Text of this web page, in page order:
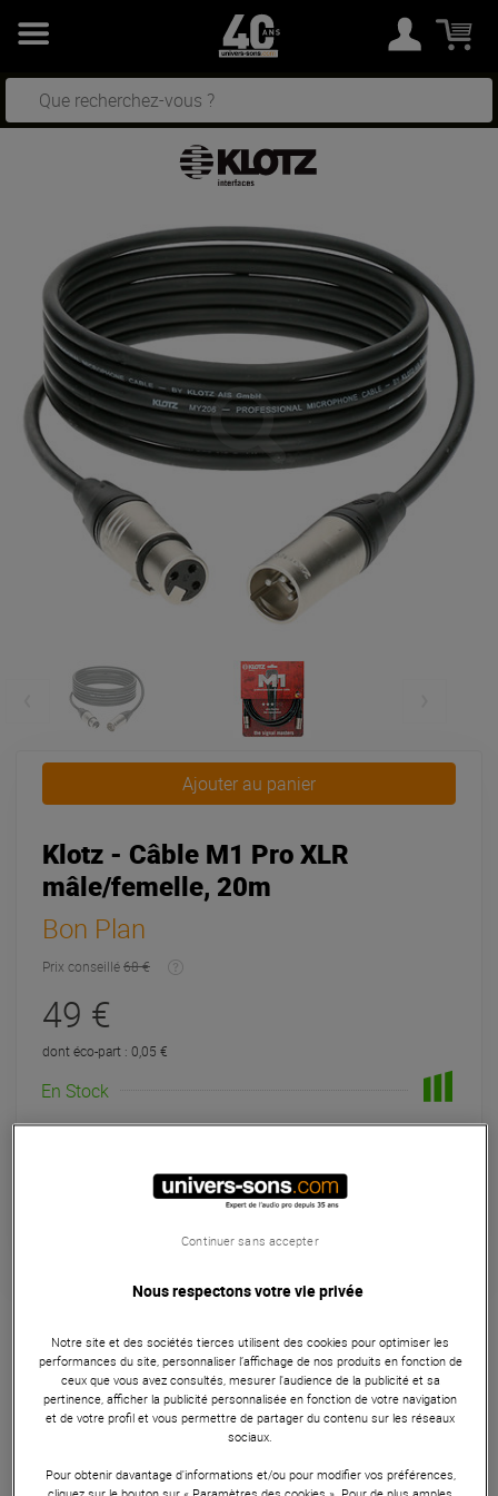
Ajouter au panier
Klotz - Câble M1 Pro XLR
mâle/femelle, 20m
Bon Plan
Prix conseillé68 €
49 €
dont éco-part : 0,05 €
En Stock
Retrait magasin en 24h
Garantie 3 ans
Câblerie
Le Klotz M1K1FM2000 est un câble microphone
professionnel de 20m, doté de connecteurs XLR
mâle/femelle avec contacts argentés pour une
transmission de signal de haute qualité. Conçu avec un
Nous respectons votre vie privée
Notre site et des sociétés tierces utilisent des cookies pour optimiser les
performances du site, personnaliser l’affichage de nos produits en fonction de
ceux que vous avez consultés, mesurer l'audience de la publicité et sa
pertinence, afficher la publicité personnalisée en fonction de votre navigation
et de votre profil et vous permettre de partager du contenu sur les réseaux
sociaux.
Pour obtenir davantage d'informations et/ou pour modifier vos préférences,
Continuer sans accepter